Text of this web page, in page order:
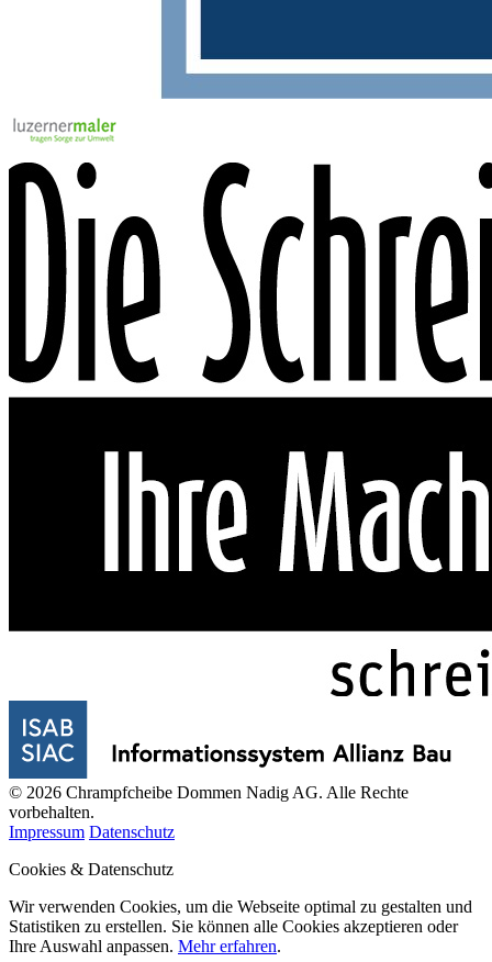
© 2026 Chrampfcheibe Dommen Nadig AG. Alle Rechte
vorbehalten.
Impressum Datenschutz
Cookies & Datenschutz
Wir verwenden Cookies, um die Webseite optimal zu gestalten und
Statistiken zu erstellen. Sie können alle Cookies akzeptieren oder
Ihre Auswahl anpassen. Mehr erfahren.